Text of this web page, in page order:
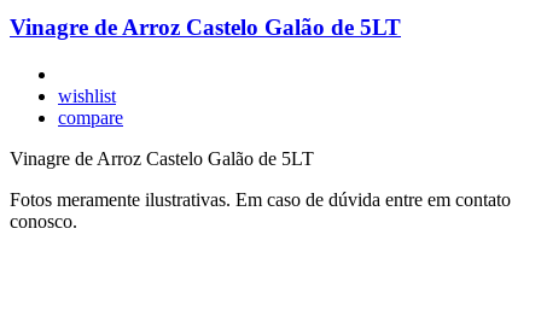
Vinagre de Arroz Castelo Galão de 5LT
wishlist
compare
Vinagre de Arroz Castelo Galão de 5LT
Fotos meramente ilustrativas. Em caso de dúvida entre em contato
conosco.